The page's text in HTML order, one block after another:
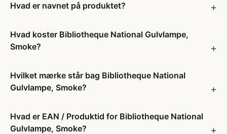
Hvad er navnet på produktet?
Hvad koster Bibliotheque National Gulvlampe,
Smoke?
Hvilket mærke står bag Bibliotheque National
Gulvlampe, Smoke?
Hvad er EAN / Produktid for Bibliotheque National
Gulvlampe, Smoke?